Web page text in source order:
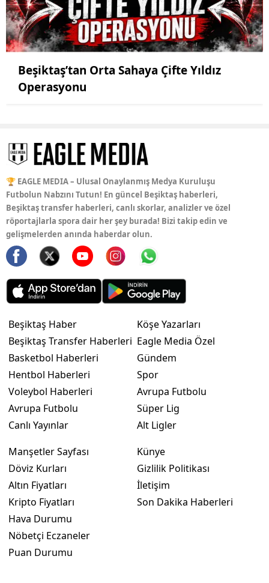
Beşiktaş’tan Orta Sahaya Çifte Yıldız
Operasyonu
🏆 EAGLE MEDIA – Ulusal Onaylanmış Medya Kuruluşu
Futbolun Nabzını Tutun! En güncel Beşiktaş haberleri,
Beşiktaş transfer haberleri, canlı skorlar, analizler ve özel
röportajlarla spora dair her şey burada! Bizi takip edin ve
gelişmelerden anında haberdar olun.
Beşiktaş Haber
Beşiktaş Transfer Haberleri
Basketbol Haberleri
Hentbol Haberleri
Voleybol Haberleri
Avrupa Futbolu
Canlı Yayınlar
Köşe Yazarları
Eagle Media Özel
Gündem
Spor
Avrupa Futbolu
Süper Lig
Alt Ligler
Manşetler Sayfası
Döviz Kurları
Altın Fiyatları
Kripto Fiyatları
Hava Durumu
Nöbetçi Eczaneler
Puan Durumu
Künye
Gizlilik Politikası
İletişim
Son Dakika Haberleri